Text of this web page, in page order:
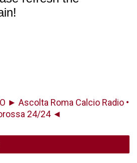
► Ascolta Roma Calcio Radio •
24/24 ◄